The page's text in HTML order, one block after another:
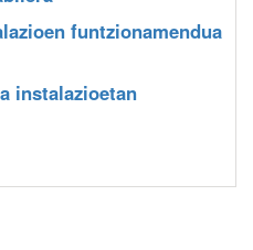
funtzionamendua
instalazioetan